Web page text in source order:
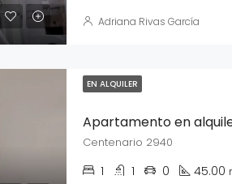
Adriana Rivas García
EN ALQUILER
Apartamento en
Centenario 2940
1 1 0 45.00